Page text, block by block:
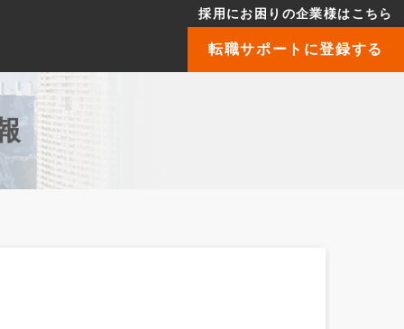
採用にお困りの企業様はこちら
転職サポートに登録する